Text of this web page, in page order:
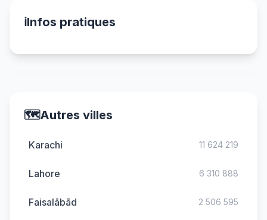
ℹ️Infos pratiques
🗺️Autres villes
Karachi 11 624 219
Lahore 6 310 888
Faisalābād 2 506 595